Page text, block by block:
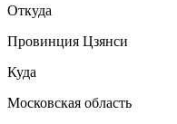
Откуда
Провинция Цзянси
Куда
Московская область